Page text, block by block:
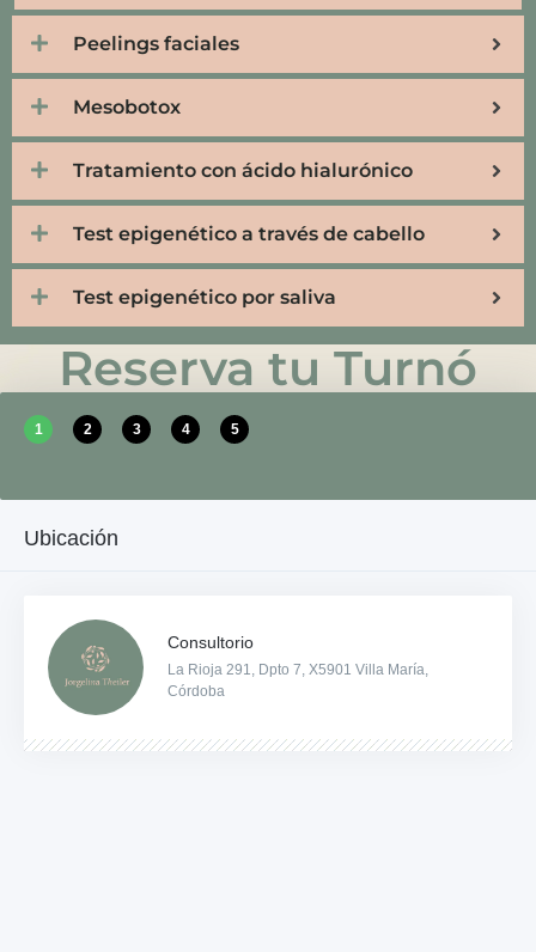
Peelings faciales
Mesobotox
Tratamiento con ácido hialurónico
Test epigenético a través de cabello
Test epigenético por saliva
Reserva tu Turnó
1 2 3 4 5
Ubicación
Consultorio
La Rioja 291, Dpto 7, X5901 Villa María,
Córdoba